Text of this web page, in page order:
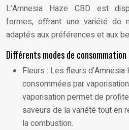
L’Amnesia Haze CBD est
formes, offrant une variété de
adaptés aux préférences et aux
Différents modes de consommation
Fleurs : Les fleurs
consommées par
vaporisation permet de
saveurs de la variété tout en
la combustion.